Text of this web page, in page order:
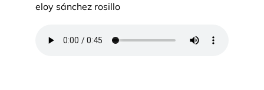
eloy sánchez rosillo